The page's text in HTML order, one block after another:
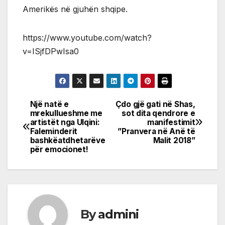
Amerikës në gjuhën shqipe.
https://www.youtube.com/watch?
v=ISjfDPwIsa0
Post
navigation
Çdo gjë gati në Shas,
sot dita qendrore e
manifestimit
”Pranvera në Anë të
Malit 2018”
Një natë e
mrekullueshme me
artistët nga Ulqini:
Faleminderit
bashkëatdhetarëve
për emocionet!
Byadmini